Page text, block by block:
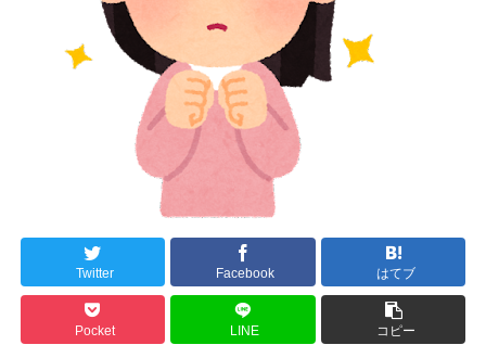
Twitter Facebook はてブ
Pocket LINE コピー